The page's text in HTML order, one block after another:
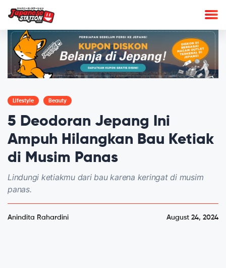
Lifestyle Beauty
5 Deodoran Jepang Ini
Ampuh Hilangkan Bau Ketiak
di Musim Panas
Lindungi ketiakmu dari bau karena keringat di musim
panas.
Anindita Rahardini August 24, 2024